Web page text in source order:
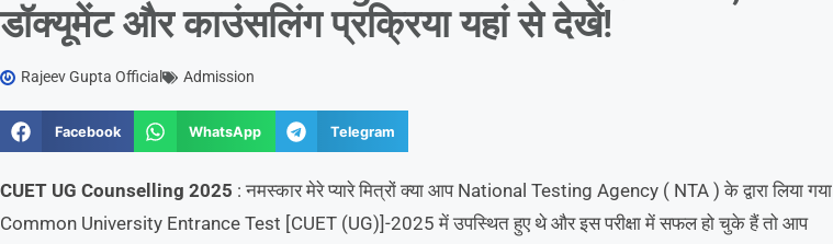
डॉक्यूमेंट और काउंसलिंग प्रक्रिया यहां से देखें!
Rajeev Gupta Official Admission
Facebook WhatsApp Telegram
CUET UG Counselling 2025 : नमस्कार मेरे प्यारे मित्रों क्या आप National Testing Agency ( NTA ) के द्वारा लिया गया
Common University Entrance Test [CUET (UG)]-2025 में उपस्थित हुए थे और इस परीक्षा में सफल हो चुके हैं तो आप